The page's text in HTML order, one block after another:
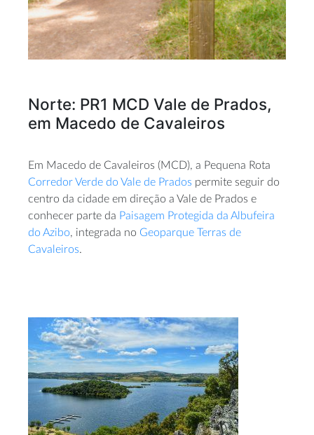
Norte: PR1 MCD Vale de Prados,
em Macedo de Cavaleiros
Em Macedo de Cavaleiros (MCD), a Pequena Rota
Corredor Verde do Vale de Prados permite seguir do
centro da cidade em direção a Vale de Prados e
conhecer parte da Paisagem Protegida da Albufeira
do Azibo, integrada no Geoparque Terras de
Cavaleiros.